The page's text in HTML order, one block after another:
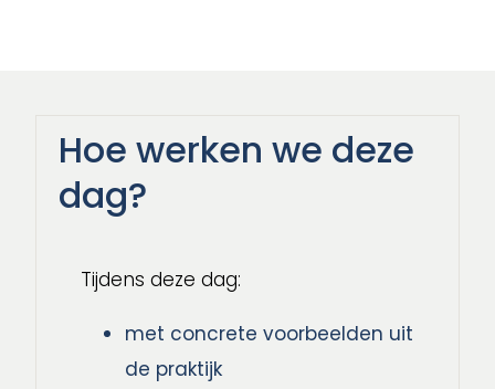
Hoe werken we deze
dag?
Tijdens deze dag:
met concrete voorbeelden uit
de praktijk